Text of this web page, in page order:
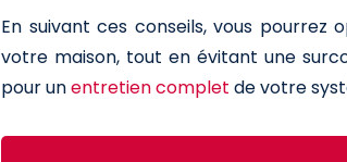
En suivant ces conseils, vous
votre maison, tout en évitant une
pour unentretien complet de votre